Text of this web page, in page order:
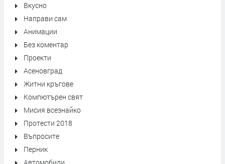
Вкусно
Направи сам
Анимации
Без коментар
Проекти
Асеновград
Житни кръгове
Компютърен свят
Мисия всезнайко
Протести 2018
Въпросите
Перник